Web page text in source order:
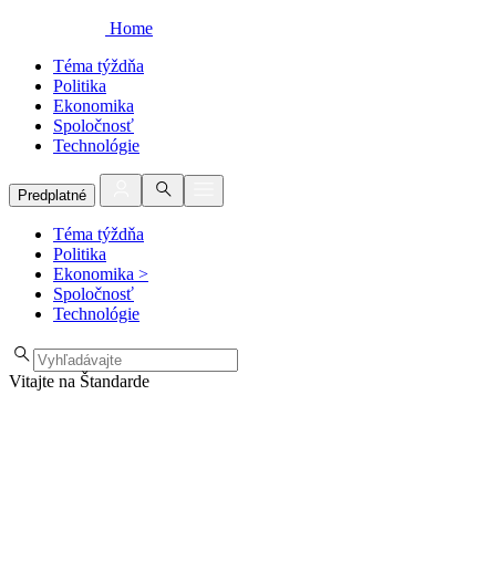
Home
Téma týždňa
Politika
Ekonomika
Spoločnosť
Technológie
Predplatné
Téma týždňa
Politika
Ekonomika >
Spoločnosť
Technológie
Vitajte na Štandarde